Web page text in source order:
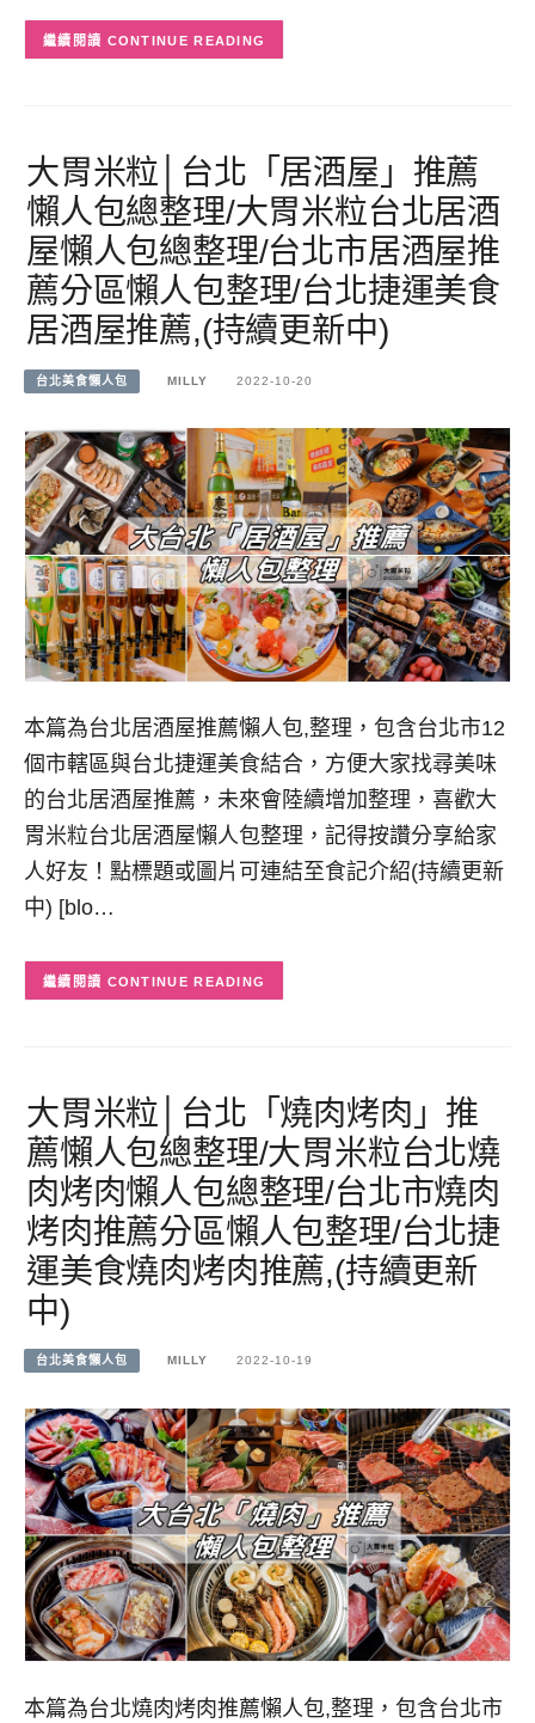
CONTINUE READING
大胃米粒│台北「居酒屋」推薦
懶人包總整理/大胃米粒台北居酒
屋懶人包總整理/台北市居酒屋推
薦分區懶人包整理/台北捷運美食
居酒屋推薦,(持續更新中)
台北美食懶人包 MILLY 2022-10-20
本篇為台北居酒屋推薦懶人包,整理，包含台北市12
個市轄區與台北捷運美食結合，方便大家找尋美味
的台北居酒屋推薦，未來會陸續增加整理，喜歡大
胃米粒台北居酒屋懶人包整理，記得按讚分享給家
人好友！點標題或圖片可連結至食記介紹(持續更新
中) [blo…
CONTINUE READING
大胃米粒│台北「燒肉烤肉」推
薦懶人包總整理/大胃米粒台北燒
肉烤肉懶人包總整理/台北市燒肉
烤肉推薦分區懶人包整理/台北捷
運美食燒肉烤肉推薦,(持續更新
中)
台北美食懶人包 MILLY 2022-10-19
本篇為台北燒肉烤肉推薦懶人包,整理，包含台北市